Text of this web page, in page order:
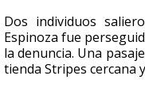
Dos individuos
Espinoza fue
la denuncia. Una
tienda Stripes cercana